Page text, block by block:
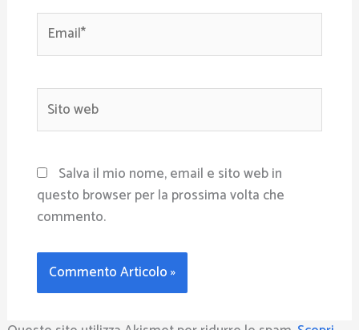
Email*
web
Salva il mio nome, email e sito web in
questo browser per la prossima volta che
commento.